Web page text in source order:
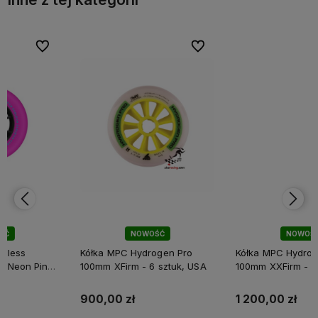
Kółka MPC Hydrogen Pro
100mm XFirm - 6 sztuk, USA
Kółka MPC Hydrogen Pro
100mm XXFirm - 8 sztuk, USA